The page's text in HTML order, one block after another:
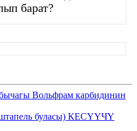
барат?
Вольфрам карбидинин
штапель буласы) КЕСҮҮЧҮ